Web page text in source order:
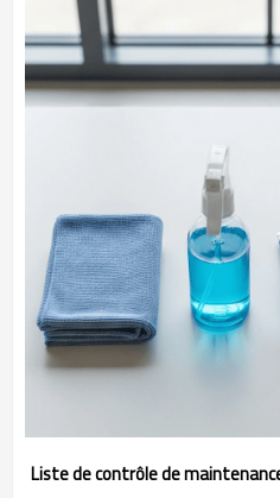
Liste de contrôle de